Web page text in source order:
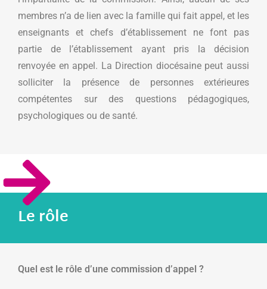
membres n’a de lien avec la famille qui fait appel, et les
enseignants et chefs d’établissement ne font pas
partie de l’établissement ayant pris la décision
renvoyée en appel. La Direction diocésaine peut aussi
solliciter la présence de personnes extérieures
compétentes sur des questions pédagogiques,
psychologiques ou de santé.
Le rôle
Quel est le rôle d’une commission d’appel ?